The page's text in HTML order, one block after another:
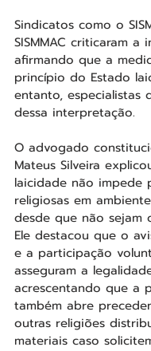
Sindicatos como o
SISMMAC criticaram a
afirmando que a
princípio do Estado
entanto, especialistas
dessa interpretação.
O advogado
Mateus Silveira
laicidade não impede
religiosas em
desde que não sejam
Ele destacou que o
e a participação
asseguram a
acrescentando que a
também abre
outras religiões
materiais caso